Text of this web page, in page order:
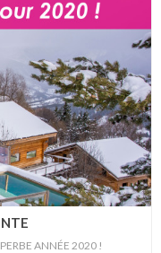
ANNÉE 2020 !